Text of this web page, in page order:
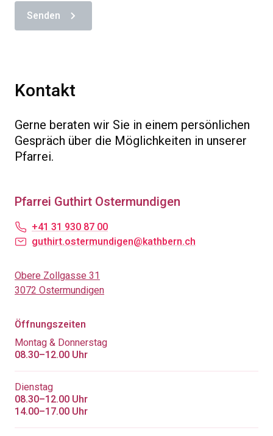
Senden
Kontakt
Gerne beraten wir Sie in einem persönlichen
Gespräch über die Möglichkeiten in unserer
Pfarrei.
Pfarrei Guthirt Ostermundigen
+41 31 930 87 00
guthirt.ostermundigen@kathbern.ch
Obere Zollgasse 31
3072 Ostermundigen
Öffnungszeiten
Montag & Donnerstag
08.30–12.00 Uhr
Dienstag
08.30–12.00 Uhr
14.00–17.00 Uhr